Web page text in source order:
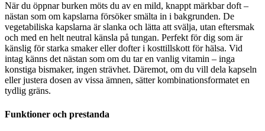
När du öppnar burken möts du av en mild, knappt märkbar doft –
nästan som om kapslarna försöker smälta in i bakgrunden. De
vegetabiliska kapslarna är slanka och lätta att svälja, utan eftersmak
och med en helt neutral känsla på tungan. Perfekt för dig som är
känslig för starka smaker eller dofter i kosttillskott för hälsa. Vid
intag känns det nästan som om du tar en vanlig vitamin – inga
konstiga bismaker, ingen strävhet. Däremot, om du vill dela kapseln
eller justera dosen av vissa ämnen, sätter kombinationsformatet en
tydlig gräns.
Funktioner och prestanda